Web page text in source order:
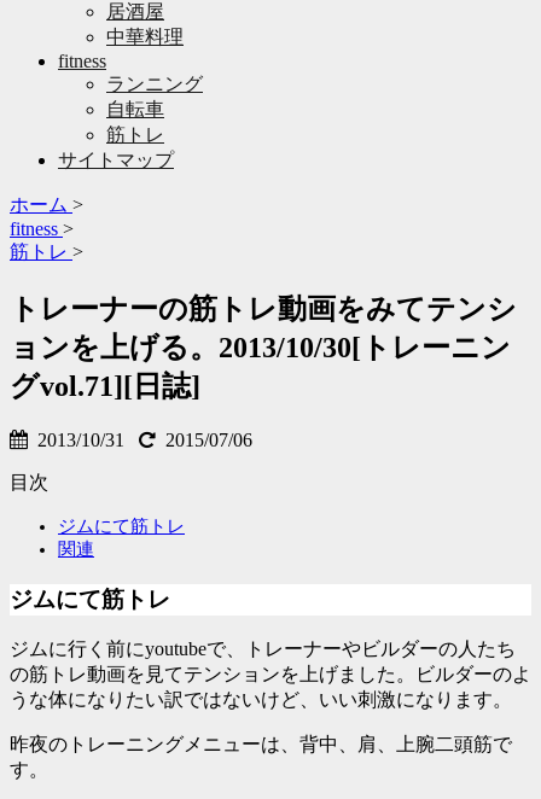
居酒屋
中華料理
fitness
ランニング
自転車
筋トレ
サイトマップ
ホーム >
fitness >
筋トレ >
トレーナーの筋トレ動画をみてテンシ
ョンを上げる。2013/10/30[トレーニン
グvol.71][日誌]
2013/10/31 2015/07/06
目次
ジムにて筋トレ
関連
ジムにて筋トレ
ジムに行く前にyoutubeで、トレーナーやビルダーの人たち
の筋トレ動画を見てテンションを上げました。ビルダーのよ
うな体になりたい訳ではないけど、いい刺激になります。
昨夜のトレーニングメニューは、背中、肩、上腕二頭筋で
す。